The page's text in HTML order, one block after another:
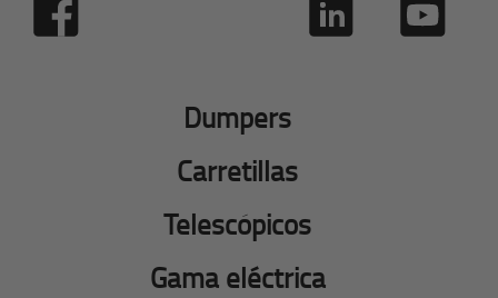
Dumpers
Carretillas
Telescópicos
Gama eléctrica